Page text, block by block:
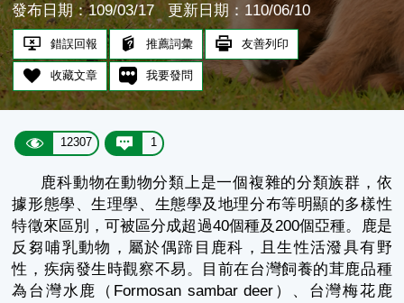
發布日期：109/03/17 更新日期：110/06/10
錯誤回報 推薦詞彙 友善列印
收藏文章 我要發問
12307 1
鹿科動物在動物分類上是一個複雜的分類族群，依
據形態學、生理學、生態學及地理分布等明顯的多樣性
特徵來區別 ， 可被區分成超過40個種及200個亞種。
鹿是
反芻哺乳動物，屬於偶蹄目鹿科 ，
且生性活潑具有野
性，疾病發生時觀察不易。目前在台灣飼養的茸鹿品種
為台灣水鹿（ Formosan sambar deer ）、台灣梅花鹿